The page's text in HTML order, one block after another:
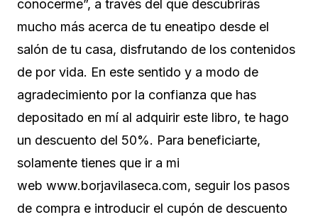
conocerme”, a través del que descubrirás
mucho más acerca de tu eneatipo desde el
salón de tu casa, disfrutando de los contenidos
de por vida. En este sentido y a modo de
agradecimiento por la confianza que has
depositado en mí al adquirir este libro, te hago
un descuento del 50%. Para beneficiarte,
solamente tienes que ir a mi
web www.borjavilaseca.com, seguir los pasos
de compra e introducir el cupón de descuento